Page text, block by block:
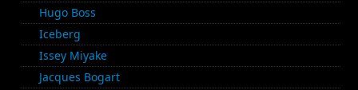
Hugo Boss
Iceberg
Issey Miyake
Jacques Bogart